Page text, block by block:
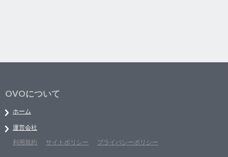
OVOについて
ホーム
運営会社
利用規約
サイトポリシー プライバシーポリシー